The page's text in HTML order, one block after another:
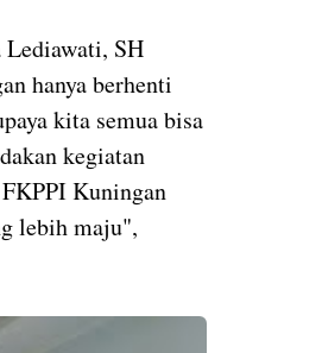
Lediawati, SH
hanya berhenti
kita semua bisa
kegiatan
Kuningan
lebih maju",